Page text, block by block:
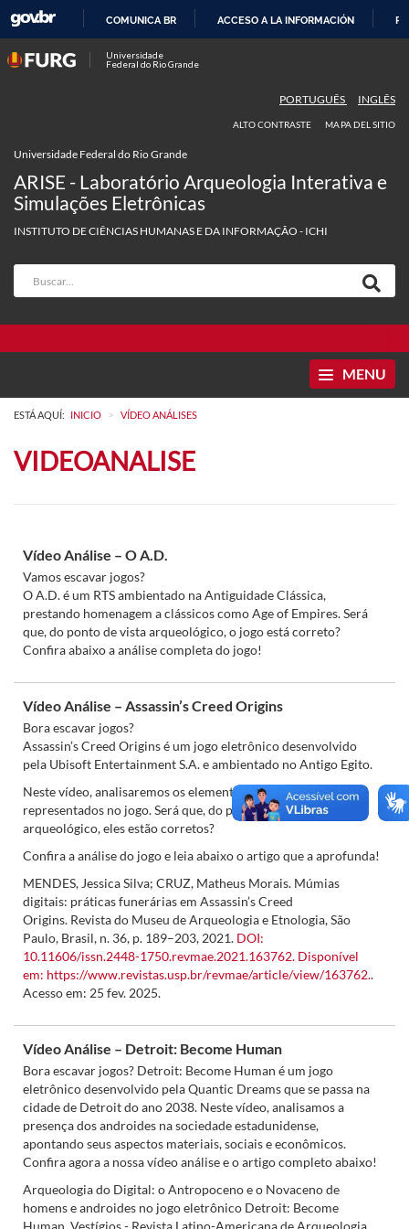
COMUNICA BR ACCESO A LA INFORMACIÓN
Universidade
Federal do Rio Grande
PORTUGUÊS INGLÊS
ALTO CONTRASTE MAPA DEL SITIO
Universidade Federal do Rio Grande
ARISE - Laboratório Arqueologia Interativa e
Simulações Eletrônicas
INSTITUTO DE CIÊNCIAS HUMANAS E DA INFORMAÇÃO - ICHI
MENU
ESTÁ AQUÍ: INICIO > VÍDEO ANÁLISES
VIDEOANALISE
Vídeo Análise – O A.D.
Vamos escavar jogos?
O A.D. é um RTS ambientado na Antiguidade Clássica,
prestando homenagem a clássicos como Age of Empires. Será
que, do ponto de vista arqueológico, o jogo está correto?
Confira abaixo a análise completa do jogo!
Vídeo Análise – Assassin’s Creed Origins
Bora escavar jogos?
Assassin’s Creed Origins é um jogo eletrônico desenvolvido
pela Ubisoft Entertainment S.A. e ambientado no Antigo Egito.
Neste vídeo, analisaremos os elementos do mundo funerário
representados no jogo. Será que, do ponto de vista
arqueológico, eles estão corretos?
Confira a análise do jogo e leia abaixo o artigo que a aprofunda!
MENDES, Jessica Silva; CRUZ, Matheus Morais. Múmias
digitais: práticas funerárias em Assassin’s Creed
Origins. Revista do Museu de Arqueologia e Etnologia, São
Paulo, Brasil, n. 36, p. 189–203, 2021. DOI:
10.11606/issn.2448-1750.revmae.2021.163762. Disponível
em: https://www.revistas.usp.br/revmae/article/view/163762..
Acesso em: 25 fev. 2025.
Vídeo Análise – Detroit: Become Human
Bora escavar jogos? Detroit: Become Human é um jogo
eletrônico desenvolvido pela Quantic Dreams que se passa na
cidade de Detroit do ano 2038. Neste vídeo, analisamos a
presença dos androides na sociedade estadunidense,
apontando seus aspectos materiais, sociais e econômicos.
Confira agora a nossa vídeo análise e o artigo completo abaixo!
Arqueologia do Digital: o Antropoceno e o Novaceno de
homens e androides no jogo eletrônico Detroit: Become
Human. Vestígios - Revista Latino-Americana de Arqueologia